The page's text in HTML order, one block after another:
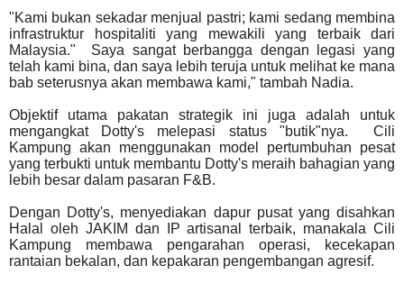
"Kami bukan sekadar menjual pastri; kami sedang membina
infrastruktur hospitaliti yang mewakili yang terbaik dari
Malaysia." Saya sangat berbangga dengan legasi yang
telah kami bina, dan saya lebih teruja untuk melihat ke mana
bab seterusnya akan membawa kami," tambah Nadia.
Objektif utama pakatan strategik ini juga adalah untuk
mengangkat Dotty's melepasi status "butik"nya. Cili
Kampung akan menggunakan model pertumbuhan pesat
yang terbukti untuk membantu Dotty's meraih bahagian yang
lebih besar dalam pasaran F&B.
Dengan Dotty's, menyediakan dapur pusat yang disahkan
Halal oleh JAKIM dan IP artisanal terbaik, manakala Cili
Kampung membawa pengarahan operasi, kecekapan
rantaian bekalan, dan kepakaran pengembangan agresif.